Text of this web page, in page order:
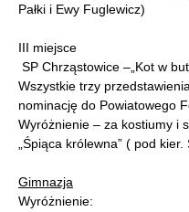
Pałki i Ewy Fuglewicz)
III miejsce
SP Chrząstowice –„Kot w
Wszystkie trzy
nominację do Powiatowego
Wyróżnienie – za kostiumy i
„Śpiąca królewna” ( pod
Gimnazja
Wyróżnienie: